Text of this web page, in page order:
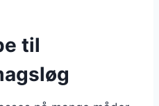
til